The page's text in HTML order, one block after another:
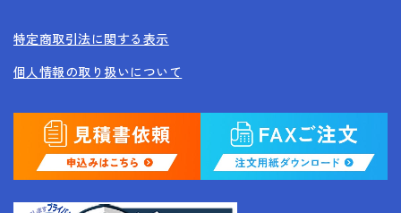
特定商取引法に関する表示
個人情報の取り扱いについて